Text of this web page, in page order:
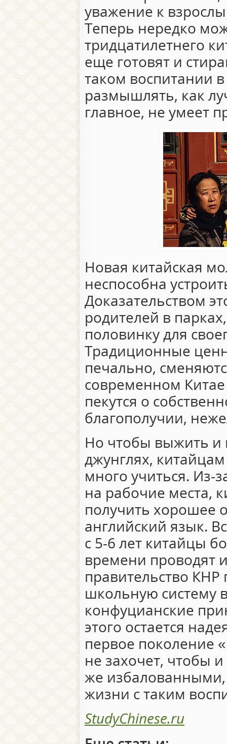
уважение к
Теперь нередко
тридцатилетнего
еще готовят и
таком воспитании
размышлять, как
главное, не умеет
Новая китайская
неспособна
Доказательством
родителей в
половинку для
Традиционные
печально,
современном
пекутся о
благополучии,
Но чтобы выжить и
джунглях, китайцам
много учиться. Из-
на рабочие места,
получить хорошее
английский язык.
с 5-6 лет китайцы
времени проводят
правительство
школьную систему
конфуцианские
этого остается
первое поколение
не захочет, чтобы
же избалованными,
жизни с таким
StudyChinese.ru